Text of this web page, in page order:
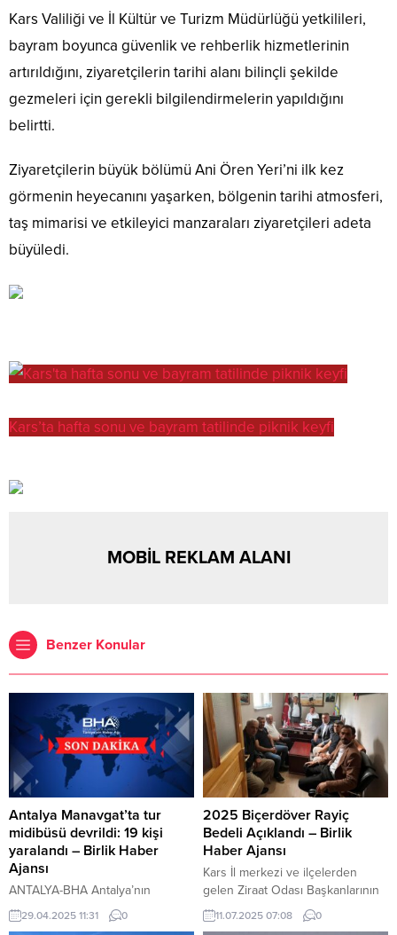
Kars Valiliği ve İl Kültür ve Turizm Müdürlüğü yetkilileri,
bayram boyunca güvenlik ve rehberlik hizmetlerinin
artırıldığını, ziyaretçilerin tarihi alanı bilinçli şekilde
gezmeleri için gerekli bilgilendirmelerin yapıldığını
belirtti.
Ziyaretçilerin büyük bölümü Ani Ören Yeri’ni ilk kez
görmenin heyecanını yaşarken, bölgenin tarihi atmosferi,
taş mimarisi ve etkileyici manzaraları ziyaretçileri adeta
büyüledi.
Kars’ta hafta sonu ve bayram tatilinde piknik keyfi
MOBİL REKLAM ALANI
Benzer Konular
Antalya Manavgat’ta tur
midibüsü devrildi: 19 kişi
yaralandı – Birlik Haber
Ajansı
ANTALYA-BHA Antalya’nın
Manavgat ilçesinde sabah
saatlerinde meydana gelen
29.04.2025 11:31 0
2025 Biçerdöver Rayiç
Bedeli Açıklandı – Birlik
Haber Ajansı
Kars İl merkezi ve ilçelerden
gelen Ziraat Odası Başkanlarının
katılımıyla gerçekleştirilen
toplantıda, bölgedeki çiftçilerin
11.07.2025 07:08 0